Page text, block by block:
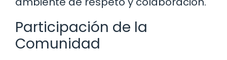
Participación de la
Comunidad